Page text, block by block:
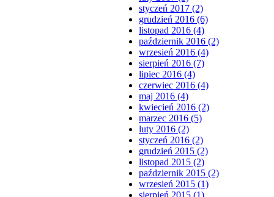
styczeń 2017 (2)
grudzień 2016 (6)
listopad 2016 (4)
październik 2016 (2)
wrzesień 2016 (4)
sierpień 2016 (7)
lipiec 2016 (4)
czerwiec 2016 (4)
maj 2016 (4)
kwiecień 2016 (2)
marzec 2016 (5)
luty 2016 (2)
styczeń 2016 (2)
grudzień 2015 (2)
listopad 2015 (2)
październik 2015 (2)
wrzesień 2015 (1)